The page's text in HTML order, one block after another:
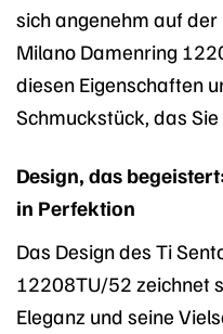
sich angenehm auf
Milano Damenring
diesen Eigenschaften
Schmuckstück, das
Design, das
in Perfektion
Das Design des Ti
12208TU/52 zeichnet
Eleganz und seine